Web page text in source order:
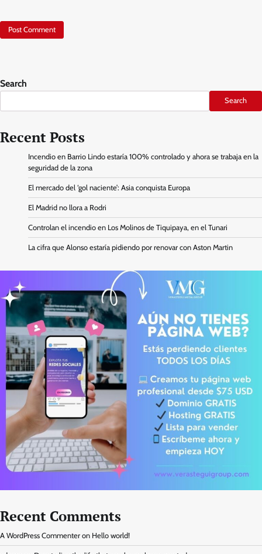
Search
Search
Recent Posts
Incendio en Barrio Lindo estaría 100% controlado y ahora se trabaja en la
seguridad de la zona
El mercado del ‘gol naciente’: Asia conquista Europa
El Madrid no llora a Rodri
Controlan el incendio en Los Molinos de Tiquipaya, en el Tunari
La cifra que Alonso estaría pidiendo por renovar con Aston Martin
Recent Comments
A WordPress Commenter on Hello world!